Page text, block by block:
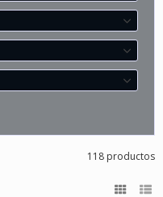
118 productos